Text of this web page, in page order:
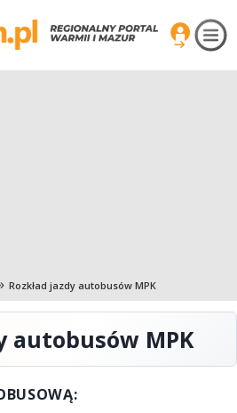
Rozkład jazdy autobusów MPK
autobusów MPK